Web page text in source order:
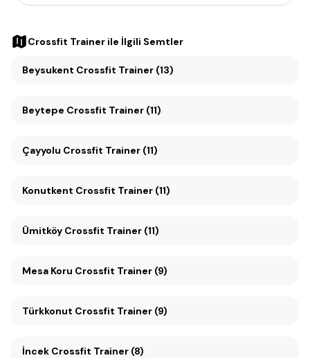
Crossfit Trainer ile İlgili Semtler
Beysukent Crossfit Trainer (13)
Beytepe Crossfit Trainer (11)
Çayyolu Crossfit Trainer (11)
Konutkent Crossfit Trainer (11)
Ümitköy Crossfit Trainer (11)
Mesa Koru Crossfit Trainer (9)
Türkkonut Crossfit Trainer (9)
İncek Crossfit Trainer (8)